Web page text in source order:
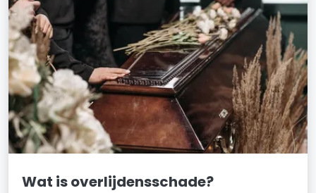
Wat is overlijdensschade?